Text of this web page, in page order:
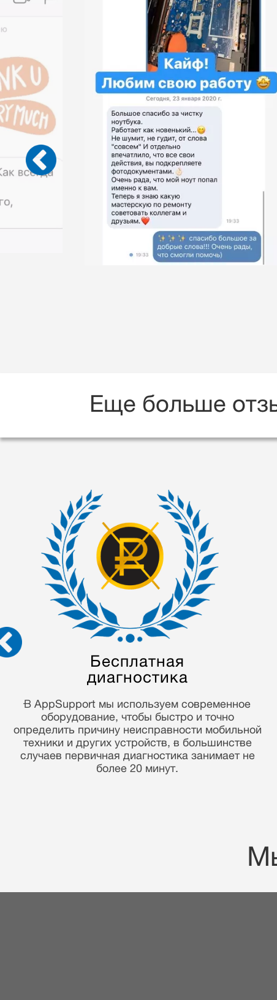
Еще больше
Гарантия на выполненные
работы 90 дней
Многие годы работы в гарантийной сфере, мы
привыкли работать честно и ответственно! С
уверенностью в запчастях и своих навыках мы
предоставляем гарантию 90 дней!